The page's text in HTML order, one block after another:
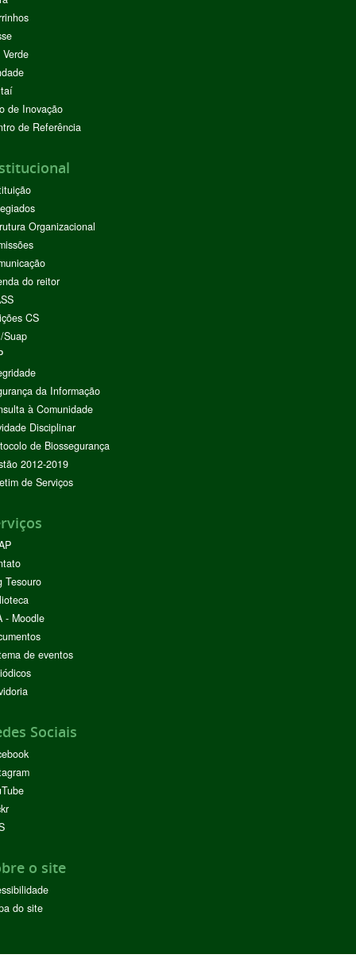
de Inovação
de Referência
Organizacional
do reitor
CS
Suap
da Informação
à Comunidade
Disciplinar
de Biossegurança
2012-2019
de Serviços
Tesouro
- Moodle
de eventos
Sociais
o site
do site